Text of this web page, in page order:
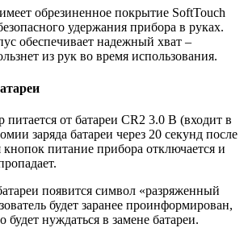
обрезиненное покрытие SoftTouch
удержания прибора в руках.
обеспечивает надежный хват –
из рук во время использования.
от батареи CR2 3.0 В (входит в
заряда батареи через 20 секунд после
кнопок питание прибора отключается и
появится символ «разряженный
будет заранее проинформирован,
будет нуждаться в замене батареи.